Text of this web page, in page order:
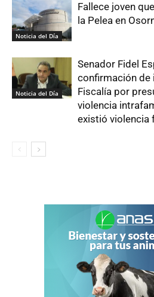
Noticia del Día
Fallece joven
la Pelea en
Noticia del Día
Senador Fidel
confirmación de
Fiscalía por
violencia
existió violencia